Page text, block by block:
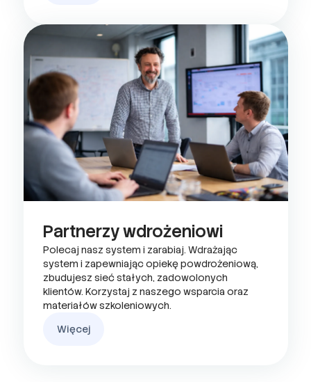
Partnerzy wdrożeniowi
Polecaj nasz system i zarabiaj. Wdrażając
system i zapewniając opiekę powdrożeniową,
zbudujesz sieć stałych, zadowolonych
klientów. Korzystaj z naszego wsparcia oraz
materiałów szkoleniowych.
Więcej